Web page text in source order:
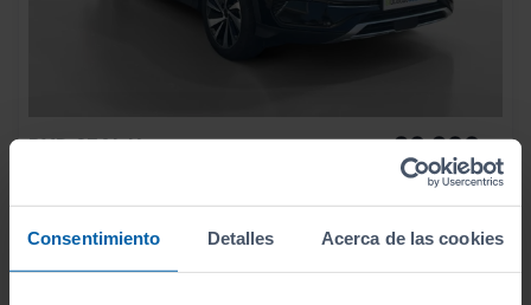
Consentimiento Detalles Acerca de las cookies
BYD SEAL U
30.900 €
368 €/mes